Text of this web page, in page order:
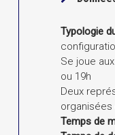
Typologie
Se joue
ou 19h
Deux
organisées
Temps de